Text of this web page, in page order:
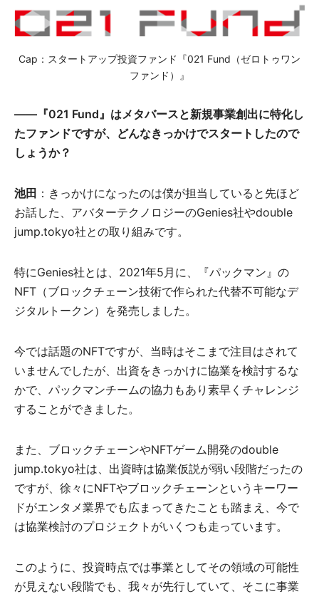
Cap：スタートアップ投資ファンド『021 Fund（ゼロトゥワン
ファンド）』
――『021 Fund』はメタバースと新規事業創出に特化し
たファンドですが、どんなきっかけでスタートしたので
しょうか？
池田 ：きっかけになったのは僕が担当していると先ほど
お話した、アバターテクノロジーのGenies社やdouble
jump.tokyo社との取り組みです。
特にGenies社とは、2021年5月に、『パックマン』の
NFT（ブロックチェーン技術で作られた代替不可能なデ
ジタルトークン）を発売しました。
今では話題のNFTですが、当時はそこまで注目はされて
いませんでしたが、出資をきっかけに協業を検討するな
かで、パックマンチームの協力もあり素早くチャレンジ
することができました。
また、ブロックチェーンやNFTゲーム開発のdouble
jump.tokyo社は、出資時は協業仮説が弱い段階だったの
ですが、徐々にNFTやブロックチェーンというキーワー
ドがエンタメ業界でも広まってきたことも踏まえ、今で
は協業検討のプロジェクトがいくつも走っています。
このように、投資時点では事業としてその領域の可能性
が見えない段階でも、我々が先行していて、そこに事業